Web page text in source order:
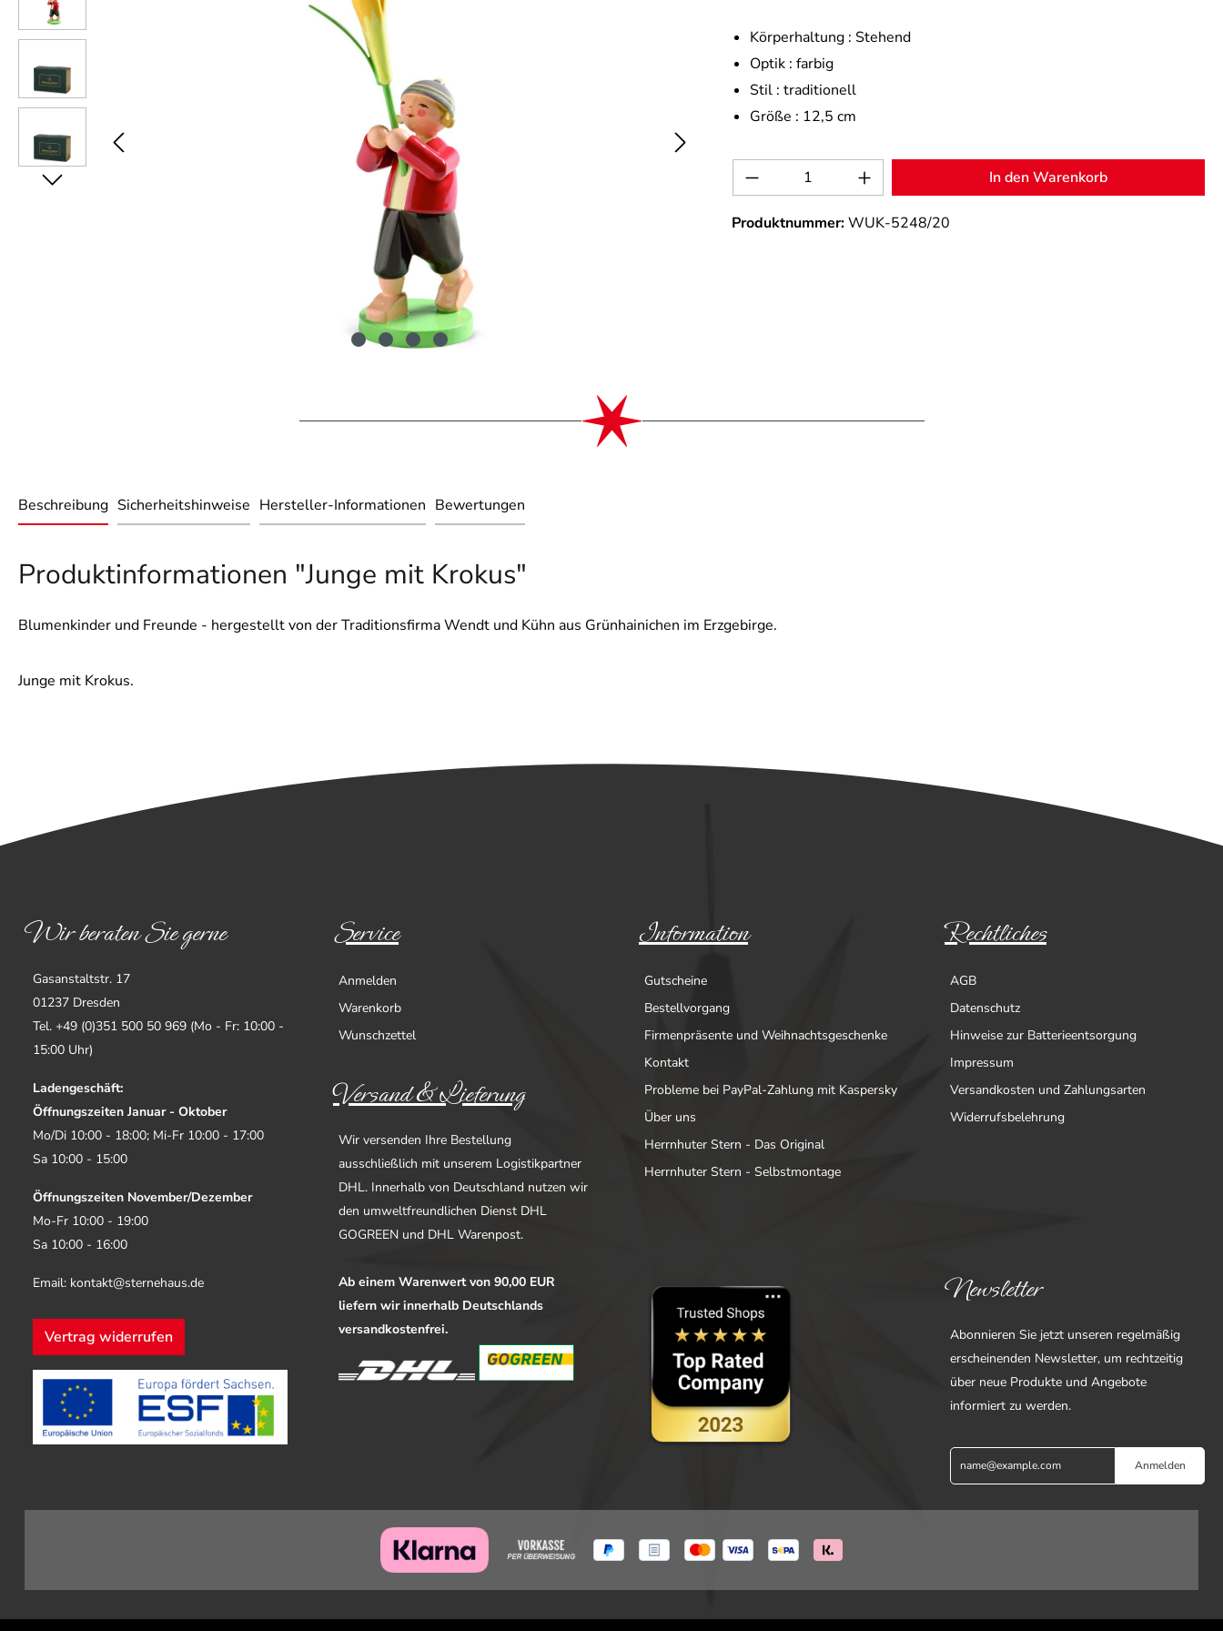
Körperhaltung : Stehend
Optik : farbig
Stil : traditionell
Größe : 12,5 cm
Produkt Anzahl: Gib den gewünschten Wert ein
In den Warenkorb
Produktnummer:WUK-5248/20
Beschreibung Sicherheitshinweise Hersteller-Informationen Bewertungen
Produktinformationen "Junge mit Krokus"
Blumenkinder und Freunde - hergestellt von der Traditionsfirma Wendt und Kühn aus Grünhainichen im Erzgebirge.
Junge mit Krokus.
Wir beraten Sie gerne
Gasanstaltstr. 17
01237 Dresden
Tel. +49 (0)351 500 50 969 (Mo - Fr: 10:00 -
15:00 Uhr)
Ladengeschäft:
Öffnungszeiten Januar - Oktober
Mo/Di 10:00 - 18:00; Mi-Fr 10:00 - 17:00
Sa 10:00 - 15:00
Öffnungszeiten November/Dezember
Mo-Fr 10:00 - 19:00
Sa 10:00 - 16:00
Email: kontakt@sternehaus.de
Vertrag widerrufen
Service
Anmelden
Warenkorb
Wunschzettel
Information
Gutscheine
Bestellvorgang
Firmenpräsente und Weihnachtsgeschenke
Kontakt
Probleme bei PayPal-Zahlung mit Kaspersky
Über uns
Herrnhuter Stern - Das Original
Herrnhuter Stern - Selbstmontage
Rechtliches
AGB
Datenschutz
Hinweise zur Batterieentsorgung
Impressum
Versandkosten und Zahlungsarten
Widerrufsbelehrung
Versand & Lieferung
Wir versenden Ihre Bestellung
ausschließlich mit unserem Logistikpartner
DHL. Innerhalb von Deutschland nutzen wir
den umweltfreundlichen Dienst DHL
GOGREEN und DHL Warenpost.
Ab einem Warenwert von 90,00 EUR
liefern wir innerhalb Deutschlands
versandkostenfrei.
Newsletter
Abonnieren Sie jetzt unseren regelmäßig
erscheinenden Newsletter, um rechtzeitig
über neue Produkte und Angebote
informiert zu werden.
Anmelden